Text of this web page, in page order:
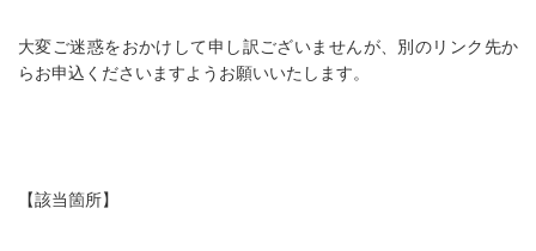
大変ご迷惑をおかけして申し訳ございませんが、別のリンク先か
らお申込くださいますようお願いいたします。
【該当箇所】